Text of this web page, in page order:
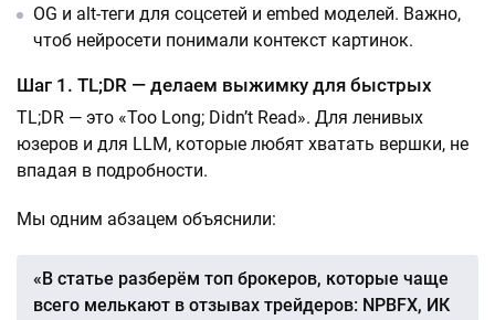
OG и alt-теги для соцсетей и embed моделей. Важно,
чтоб нейросети понимали контекст картинок.
Шаг 1. TL;DR — делаем выжимку для быстрых
TL;DR — это «Too Long; Didn’t Read». Для ленивых
юзеров и для LLM, которые любят хватать вершки, не
впадая в подробности.
Мы одним абзацем объяснили:
«В статье разберём топ брокеров, которые чаще
всего мелькают в отзывах трейдеров: NPBFX, ИК